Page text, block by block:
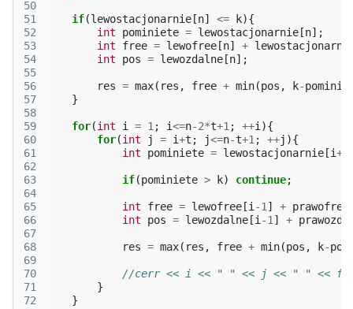
50
51
52
53
54
55
56
57
58
59
60
61
62
63
64
65
66
67
68
69
70
71
72
if(lewostacjonarnie [n] <= k){
int
pominiete = lewostacjonarnie [n];
int
free = lewofree [n] +
int
pos = lewozdalne [n];
res = max( res , free + min(pos , k-
}
for(int i = 1 ; i<=n-2*t+1 ; ++i ){
for(int j = i+t ; j<=n-t+1 ; ++j ){
int
pominiete = lewostacjonarnie [i+
if(pominiete > k) continue;
int free = lewofree [i -1 ] + prawofree
int
pos = lewozdalne [i -1 ] +
res = max( res , free + min(pos , k-
//cerr << i << " " << j << " " <<
}
}